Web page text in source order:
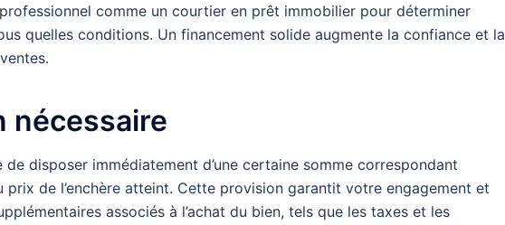
comme un courtier en prêt immobilier pour déterminer
quelles conditions. Un financement solide augmente la confiance et la
nécessaire
disposer immédiatement d’une certaine somme correspondant
de l’enchère atteint. Cette provision garantit votre engagement et
associés à l’achat du bien, tels que les taxes et les